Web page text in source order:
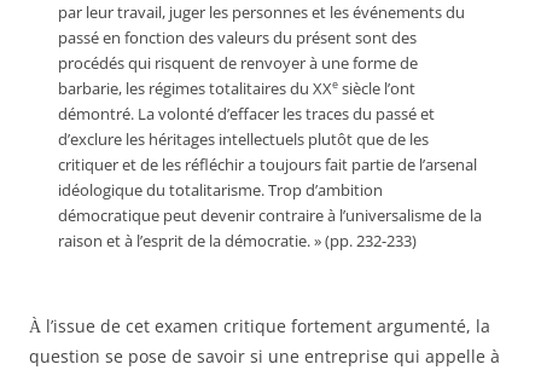
par leur travail, juger les personnes et les événements du
passé en fonction des valeurs du présent sont des
procédés qui risquent de renvoyer à une forme de
barbarie, les régimes totalitaires du XXe siècle l’ont
démontré. La volonté d’effacer les traces du passé et
d’exclure les héritages intellectuels plutôt que de les
critiquer et de les réfléchir a toujours fait partie de l’arsenal
idéologique du totalitarisme. Trop d’ambition
démocratique peut devenir contraire à l’universalisme de la
raison et à l’esprit de la démocratie. » (pp. 232-233)
À l’issue de cet examen critique fortement argumenté, la
question se pose de savoir si une entreprise qui appelle à